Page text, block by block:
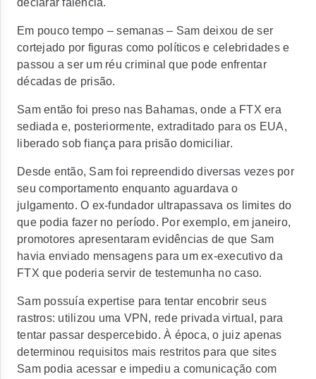
declarar falência.
Em pouco tempo – semanas – Sam deixou de ser
cortejado por figuras como políticos e celebridades e
passou a ser um réu criminal que pode enfrentar
décadas de prisão.
Sam então foi preso nas Bahamas, onde a FTX era
sediada e, posteriormente, extraditado para os EUA,
liberado sob fiança para prisão domiciliar.
Desde então, Sam foi repreendido diversas vezes por
seu comportamento enquanto aguardava o
julgamento. O ex-fundador ultrapassava os limites do
que podia fazer no período. Por exemplo, em janeiro,
promotores apresentaram evidências de que Sam
havia enviado mensagens para um ex-executivo da
FTX que poderia servir de testemunha no caso.
Sam possuía expertise para tentar encobrir seus
rastros: utilizou uma VPN, rede privada virtual, para
tentar passar despercebido. À época, o juiz apenas
determinou requisitos mais restritos para que sites
Sam podia acessar e impediu a comunicação com